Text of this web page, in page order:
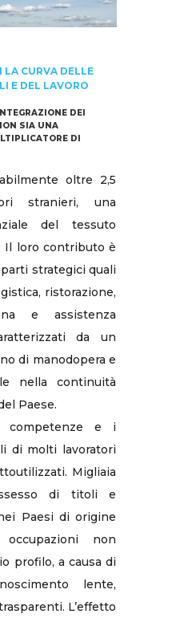
LA CURVA DELLE
E DEL LAVORO
DEI
SIA UNA
DI
oltre 2,5
stranieri, una
del tessuto
Il loro contributo è
strategici quali
ristorazione,
e assistenza
da un
di manodopera e
nella continuità
Paese.
competenze e i
di molti lavoratori
Migliaia
di titoli e
Paesi di origine
non
profilo, a causa di
lente,
L’effetto